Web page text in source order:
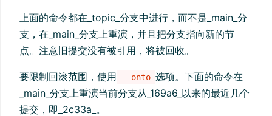
上面的命令都在_topic_分支中进行，而不是_main_分
支，在_main_分支上重演，并且把分支指向新的节
点。注意旧提交没有被引用，将被回收。
要限制回滚范围，使用 --onto 选项。下面的命令在
_main_分支上重演当前分支从_169a6_以来的最近几个
提交，即_2c33a_。